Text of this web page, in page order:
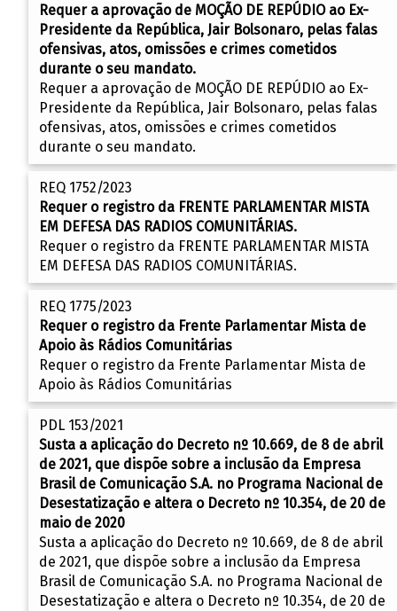
Requer a aprovação de MOÇÃO DE REPÚDIO ao Ex-
Presidente da República, Jair Bolsonaro, pelas falas
ofensivas, atos, omissões e crimes cometidos
durante o seu mandato.
Requer a aprovação de MOÇÃO DE REPÚDIO ao Ex-
Presidente da República, Jair Bolsonaro, pelas falas
ofensivas, atos, omissões e crimes cometidos
durante o seu mandato.
REQ 1752/2023
Requer o registro da FRENTE PARLAMENTAR MISTA
EM DEFESA DAS RADIOS COMUNITÁRIAS.
Requer o registro da FRENTE PARLAMENTAR MISTA
EM DEFESA DAS RADIOS COMUNITÁRIAS.
REQ 1775/2023
Requer o registro da Frente Parlamentar Mista de
Apoio às Rádios Comunitárias
Requer o registro da Frente Parlamentar Mista de
Apoio às Rádios Comunitárias
PDL 153/2021
Susta a aplicação do Decreto nº 10.669, de 8 de abril
de 2021, que dispõe sobre a inclusão da Empresa
Brasil de Comunicação S.A. no Programa Nacional de
Desestatização e altera o Decreto nº 10.354, de 20 de
maio de 2020
Susta a aplicação do Decreto nº 10.669, de 8 de abril
de 2021, que dispõe sobre a inclusão da Empresa
Brasil de Comunicação S.A. no Programa Nacional de
Desestatização e altera o Decreto nº 10.354, de 20 de